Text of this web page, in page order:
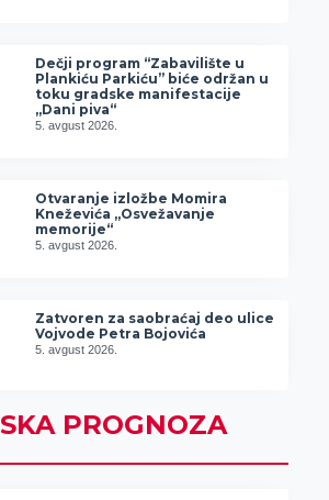
Dečji program “Zabavilište u
Plankiću Parkiću” biće održan u
toku gradske manifestacije
„Dani piva“
5. avgust 2026.
Otvaranje izložbe Momira
Kneževića „Osvežavanje
memorije“
5. avgust 2026.
Zatvoren za saobraćaj deo ulice
Vojvode Petra Bojovića
5. avgust 2026.
PROGNOZA